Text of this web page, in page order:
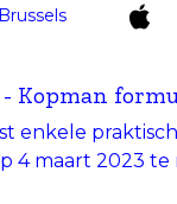
- Kopman
enkele
4 maart 2023 te